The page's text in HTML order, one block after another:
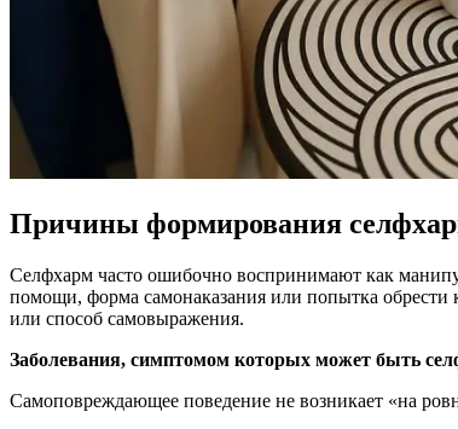
Причины формирования
Селфхарм часто ошибочно воспринимают как
помощи, форма самонаказания или попытка обрести
или способ самовыражения.
Заболевания, симптомом которых может быть
Самоповреждающее поведение не возникает «на